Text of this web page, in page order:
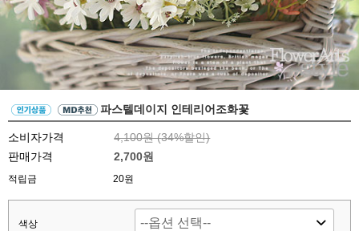
파스텔데이지 인테리어조화꽃
소비자가격 4,100원 (34%할인)
판매가격
2,700원
적립금 20원
색상